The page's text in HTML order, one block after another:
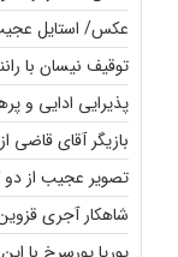
عکس/ استایل
توقیف نیسان با راننده ۱۲ساله در
پذیرایی ادایی و
بازیگر آقای قاضی
تصویر عجیب از دو
شاهکار آجری